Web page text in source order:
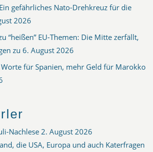
gefährliches Nato-Drehkreuz für die
2026
“heißen” EU-Themen: Die Mitte zerfällt,
zu 6. August 2026
Worte für Spanien, mehr Geld für Marokko
Nachlese 2. August 2026
die USA, Europa und auch Katerfragen